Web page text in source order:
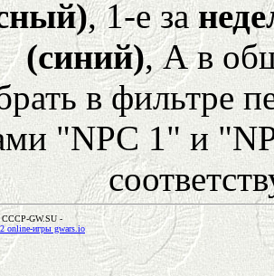
, 1-е за
(синий), А в
в фильтре
"NPC 1" и
GW.SU -
online-игры gwars.io